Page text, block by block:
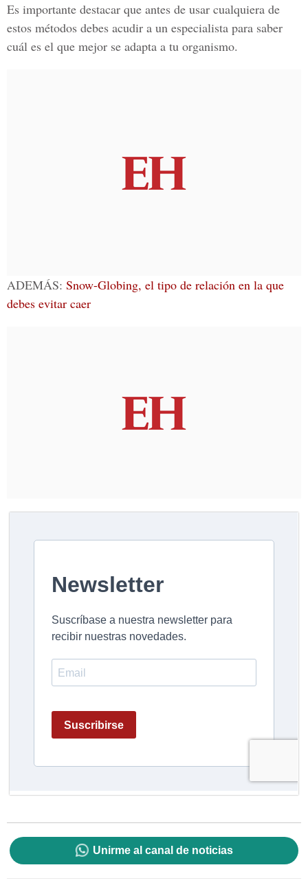
Es importante destacar que antes de usar cualquiera de
estos métodos debes acudir a un especialista para saber
cuál es el que mejor se adapta a tu organismo.
ADEMÁS: Snow-Globing, el tipo de relación en la que
debes evitar caer
Unirme al canal de noticias